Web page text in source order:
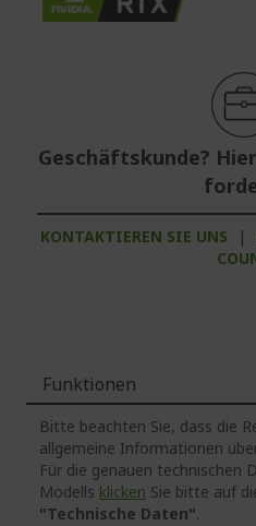
Geschäftskunde?
KONTAKTIEREN SIE UNS |
Funktionen
Bitte beachten Sie, dass die
allgemeine Informationen
Für die genauen technischen
Modells klicken Sie bitte auf
"Technische Daten".